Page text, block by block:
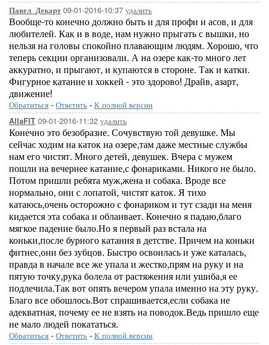
Павел_Декарт09-01-2016-10:37 удалить
Вообще-то конечно должно быть и для профи и асов, и для
любителей. Как и в воде, нам нужно прыгать с вышки, но
нельзя на головы спокойно плавающим людям. Хорошо, что
теперь секции организовали. А на озере как-то много лет
аккуратно, и прыгают, и купаются в стороне. Так и катки.
Фигурное катание и хоккей - это здорово! Драйв, азарт,
движение!
Обратиться - Ответить - К полной версии
AllaFIT 09-01-2016-11:32 удалить
Конечно это безобразие. Сочувствую той девушке. Мы
сейчас ходим на каток на озере,там даже местные службы
нам его чистят. Много детей, девушек. Вчера с мужем
пошли на вечернее катание,с фонариками. Никого не было.
Потом пришли ребята муж,жена и собака. Вроде все
нормально, они с лопатой, чистят каток. Я тихо
катаюсь,очень осторожно с фонариком и тут сзади на меня
кидается эта собака и облаивает. Конечно я падаю,благо
мягкое падение было.Но я первый раз встала на
коньки,после бурного катания в детстве. Причем на коньки
фитнес,они без зубцов. Быстро освоилась и уже каталась,
правда в начале все же упала и жестко,прям на руку и на
пятую точку,рука болела от растяжения или ушиба,я ее
подлечила.Так вот опять вечером упала именно на эту руку.
Благо все обошлось.Вот спрашивается,если собака не
адекватная, почему ее не взять на поводок.Ведь пришло еще
не мало людей покататься.
Обратиться - Ответить - К полной версии